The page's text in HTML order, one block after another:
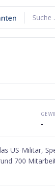
Suche
-
US-Militär,
700